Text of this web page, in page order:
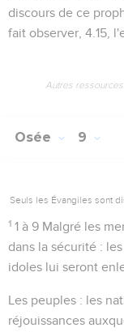
discours de ce
fait observer, 4.15 ,
Autres
Osée 9
Seuls les Évangiles sont
1 1 à 9 Malgré les
dans la sécurité :
idoles lui seront
Les peuples : les
réjouissances